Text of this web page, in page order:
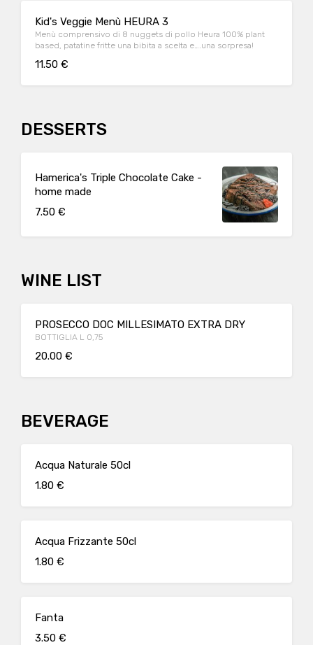
Kid's Veggie Menù HEURA 3
Menù comprensivo di 8 nuggets di pollo Heura 100% plant
based, patatine fritte una bibita a scelta e….una sorpresa!
11.50 €
DESSERTS
Hamerica's Triple Chocolate Cake -
home made
7.50 €
WINE LIST
PROSECCO DOC MILLESIMATO EXTRA DRY
BOTTIGLIA L 0,75
20.00 €
BEVERAGE
Acqua Naturale 50cl
1.80 €
Acqua Frizzante 50cl
1.80 €
Fanta
3.50 €